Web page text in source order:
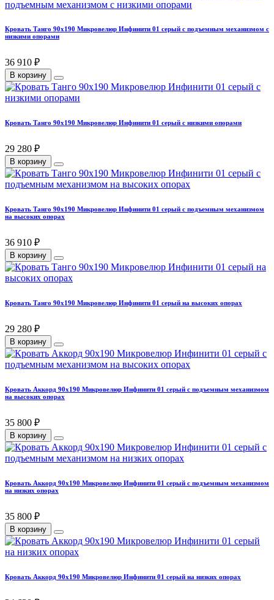
Кровать Танго 90х190 Микровелюр Инфинити 01 серый с подъемным механизмом с
низкими опорами
36 910 ₽
В корзину
Кровать Танго 90х190 Микровелюр Инфинити 01 серый с низкими опорами
29 280 ₽
В корзину
Кровать Танго 90х190 Микровелюр Инфинити 01 серый с подъемным механизмом
на высоких опорах
36 910 ₽
В корзину
Кровать Танго 90х190 Микровелюр Инфинити 01 серый на высоких опорах
29 280 ₽
В корзину
Кровать Аккорд 90х190 Микровелюр Инфинити 01 серый с подъемным механизмом
на высоких опорах
35 800 ₽
В корзину
Кровать Аккорд 90х190 Микровелюр Инфинити 01 серый с подъемным механизмом
на низких опорах
35 800 ₽
В корзину
Кровать Аккорд 90х190 Микровелюр Инфинити 01 серый на низких опорах